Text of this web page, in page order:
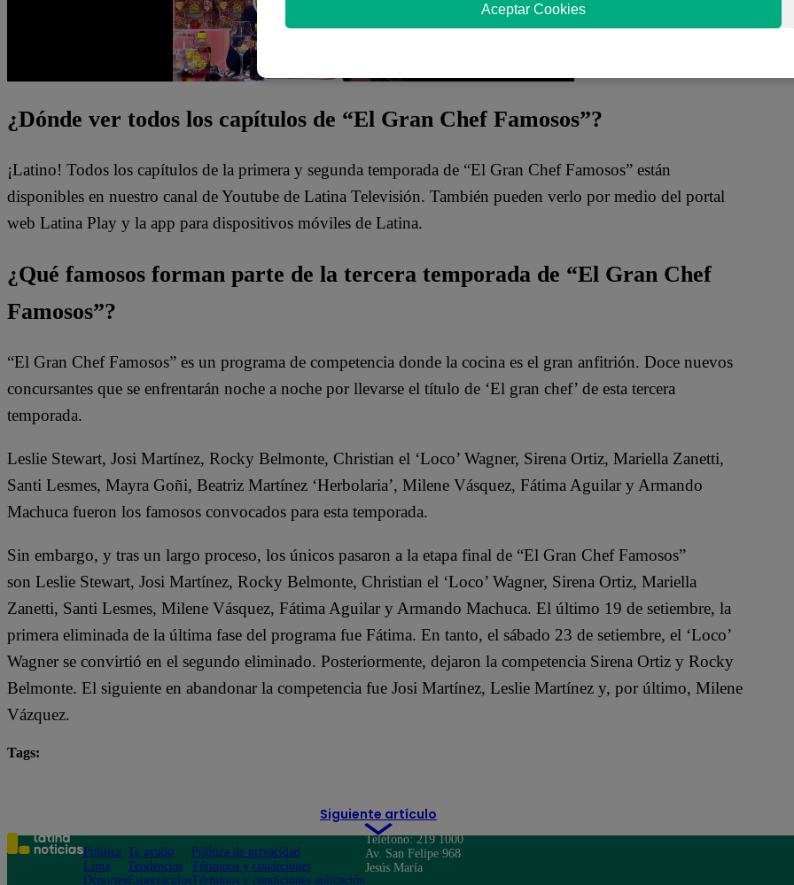
¿Dónde ver todos los capítulos de “El Gran Chef Famosos”?
¡Latino! Todos los capítulos de la primera y segunda temporada de “El Gran Chef Famosos” están
disponibles en nuestro canal de Youtube de Latina Televisión. También pueden verlo por medio del portal
web Latina Play y la app para dispositivos móviles de Latina.
¿Qué famosos forman parte de la tercera temporada de “El Gran Chef
Famosos”?
“El Gran Chef Famosos” es un programa de competencia donde la cocina es el gran anfitrión. Doce nuevos
concursantes que se enfrentarán noche a noche por llevarse el título de ‘El gran chef’ de esta tercera
temporada.
Leslie Stewart, Josi Martínez, Rocky Belmonte, Christian el ‘Loco’ Wagner, Sirena Ortiz, Mariella Zanetti,
Santi Lesmes, Mayra Goñi, Beatriz Martínez ‘Herbolaria’, Milene Vásquez, Fátima Aguilar y Armando
Machuca fueron los famosos convocados para esta temporada.
Sin embargo, y tras un largo proceso, los únicos pasaron a la etapa final de “El Gran Chef Famosos”
son Leslie Stewart, Josi Martínez, Rocky Belmonte, Christian el ‘Loco’ Wagner, Sirena Ortiz, Mariella
Zanetti, Santi Lesmes, Milene Vásquez, Fátima Aguilar y Armando Machuca. El último 19 de setiembre, la
primera eliminada de la última fase del programa fue Fátima. En tanto, el sábado 23 de setiembre, el ‘Loco’
Wagner se convirtió en el segundo eliminado. Posteriormente, dejaron la competencia Sirena Ortiz y Rocky
Belmonte. El siguiente en abandonar la competencia fue Josi Martínez, Leslie Martínez y, por último, Milene
Vázquez.
Tags:
Siguiente artículo
Aceptar Cookies
Política
Lima
Deportes
Te ayudo
Tendencias
Espectáculos
Política de privacidad
Términos y condiciones
Términos y condiciones aplicación
Teléfono: 219 1000
Av. San Felipe 968
Jesús María